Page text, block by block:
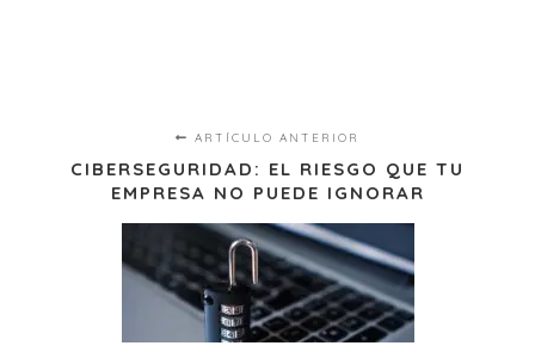
ARTÍCULO ANTERIOR
CIBERSEGURIDAD: EL RIESGO QUE TU
EMPRESA NO PUEDE IGNORAR